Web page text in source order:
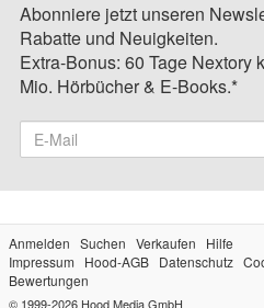
Abonniere jetzt unseren
Rabatte und Neuigkeiten.
Extra-Bonus: 60 Tage Nextory
Mio. Hörbücher & E-Books.*
Anmelden Suchen Verkaufen
Hilfe
Impressum
Hood-AGB Datenschutz
Bewertungen
© 1999-2026 Hood Media GmbH